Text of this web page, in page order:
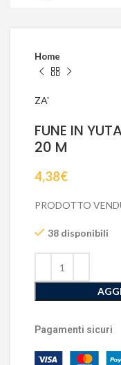
Home
ZA'
FUNE IN
20 M
4,38€
PRODOTTO
38 disponibili
Pagamenti sicuri